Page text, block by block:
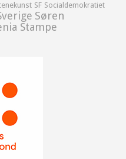
SF Socialdemokratiet
Søren
Stampe